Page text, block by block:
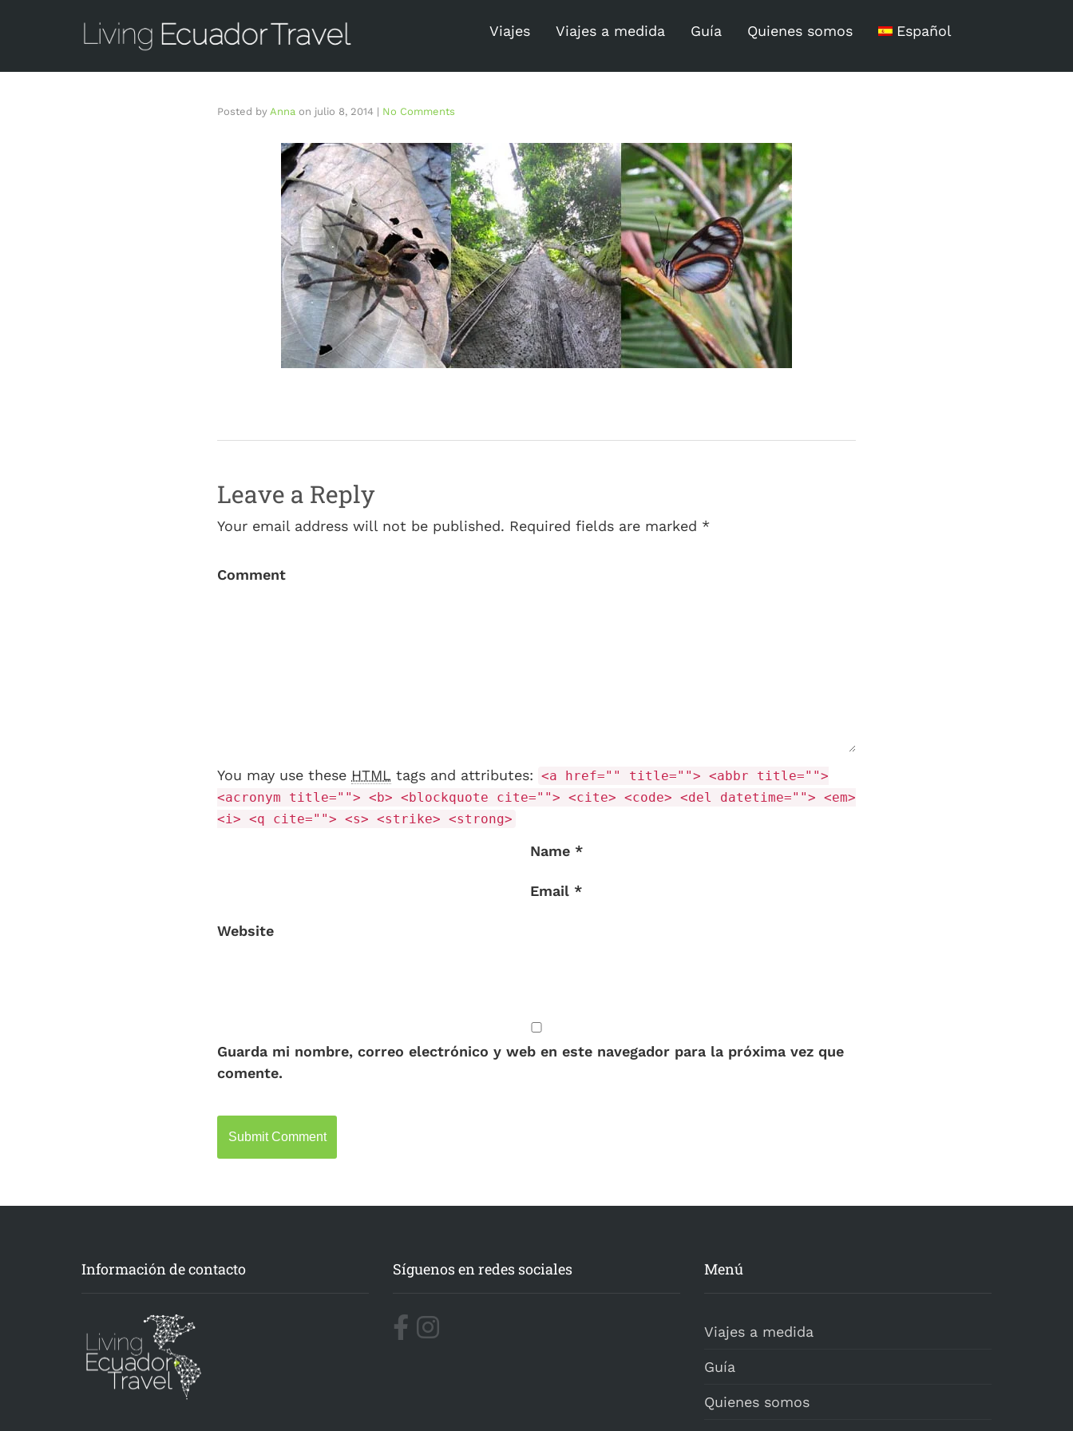
Viajes Viajes a medida Guía Quienes somos Español
Posted by Anna on julio 8, 2014 | No Comments
Leave a Reply
Your email address will not be published. Required fields are marked *
Comment
You may use these HTML tags and attributes: <a href="" title=""> <abbr title="">
<acronym title=""> <b> <blockquote cite=""> <cite> <code> <del datetime=""> <em>
<i> <q cite=""> <s> <strike> <strong>
Name *
Email *
Website
Guarda mi nombre, correo electrónico y web en este navegador para la próxima vez que
comente.
Información de contacto Síguenos en redes sociales Menú
Viajes a medida
Guía
Quienes somos